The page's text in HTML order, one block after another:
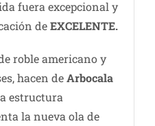
fuera excepcional y
deEXCELENTE.
roble americano y
hacen deArbocala
estructura
la nueva ola de